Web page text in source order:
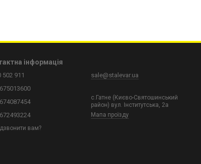
інформація
502 911
вам?
sale@stalevar.ua
с.Гатне (Києво-Святошинський
район) вул. Інститутська, 2а
Мапа проїзду